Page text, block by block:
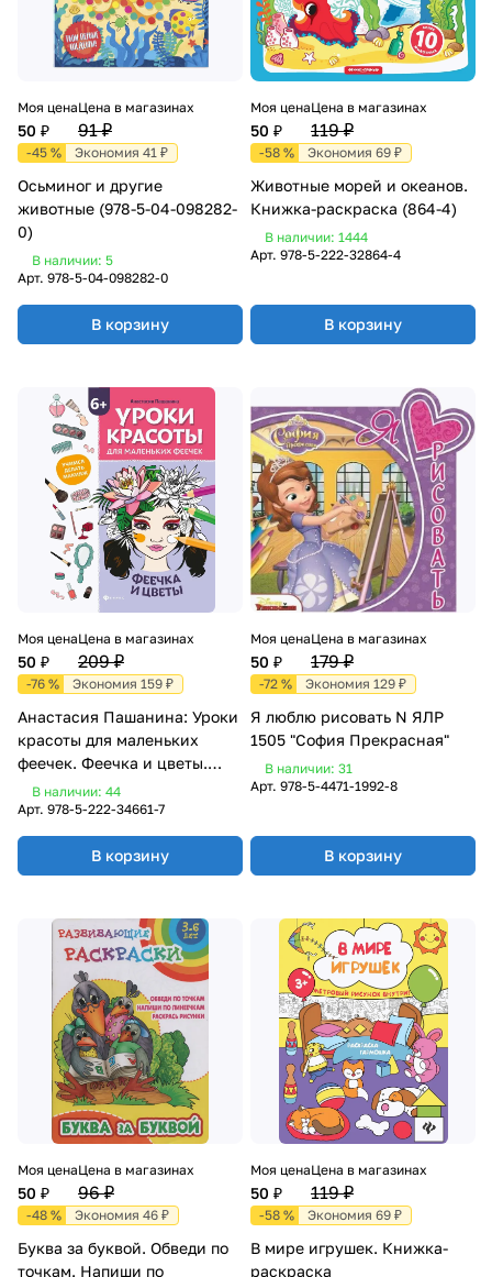
Моя цена
50 ₽
Цена в магазинах
91 ₽
-45 % Экономия 41 ₽
Осьминог и другие
животные (978-5-04-098282-
0)
В наличии: 5
Арт. 978-5-04-098282-0
В корзину
Моя цена
50 ₽
Цена в магазинах
119 ₽
-58 % Экономия 69 ₽
Животные морей и океанов.
Книжка-раскраска (864-4)
В наличии: 1444
Арт. 978-5-222-32864-4
В корзину
Моя цена
50 ₽
Цена в магазинах
209 ₽
-76 % Экономия 159 ₽
Анастасия Пашанина: Уроки
красоты для маленьких
феечек. Феечка и цветы.
Книжка-раскраска
В наличии: 44
Арт. 978-5-222-34661-7
В корзину
Моя цена
50 ₽
Цена в магазинах
179 ₽
-72 % Экономия 129 ₽
Я люблю рисовать N ЯЛР
1505 "София Прекрасная"
В наличии: 31
Арт. 978-5-4471-1992-8
В корзину
Моя цена
50 ₽
Цена в магазинах
96 ₽
-48 % Экономия 46 ₽
Буква за буквой. Обведи по
точкам. Напиши по
Моя цена
50 ₽
Цена в магазинах
119 ₽
-58 % Экономия 69 ₽
В мире игрушек. Книжка-
раскраска